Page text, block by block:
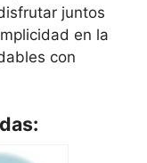
juntos
en la
con